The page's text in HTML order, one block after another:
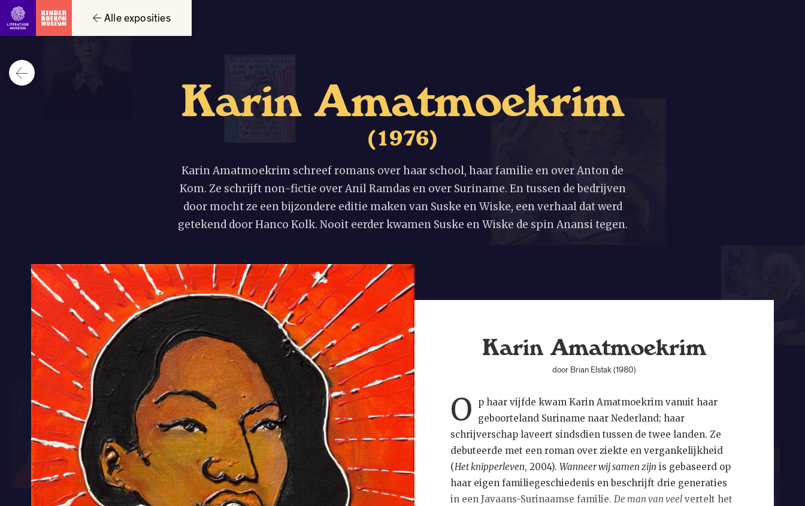
Alle exposities
Karin Amatmoekrim
(1976)
Karin Amatmoekrim schreef romans over haar school, haar familie en over Anton de
Kom. Ze schrijft non-fictie over Anil Ramdas en over Suriname. En tussen de bedrijven
door mocht ze een bijzondere editie maken van Suske en Wiske, een verhaal dat werd
getekend door Hanco Kolk. Nooit eerder kwamen Suske en Wiske de spin Anansi tegen.
Karin Amatmoekrim
door Brian Elstak (1980)
O
p haar vijfde kwam Karin Amatmoekrim vanuit haar
geboorteland Suriname naar Nederland; haar
schrijverschap laveert sindsdien tussen de twee landen. Ze
debuteerde met een roman over ziekte en vergankelijkheid
(Het knipperleven, 2004). Wanneer wij samen zijn is gebaseerd op
haar eigen familiegeschiedenis en beschrijft drie generaties
in een Javaans-Surinaamse familie. De man van veel vertelt het